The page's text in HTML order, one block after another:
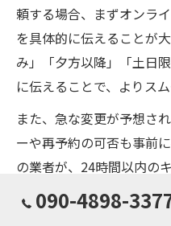
頼する場合、まずオンラ
を具体的に伝えることが
み」「夕方以降」「土日
に伝えることで、よりス
また、急な変更が予想さ
ーや再予約の可否も事前
の業者が、24時間以内の
対応していますが、条件
要です。スケジュールに
090-4898-